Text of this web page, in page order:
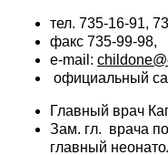
тел. 735-16-91,
факс 735-99-98,
e-mail:
официальный
Главный врач
Зам. гл. врача
главный